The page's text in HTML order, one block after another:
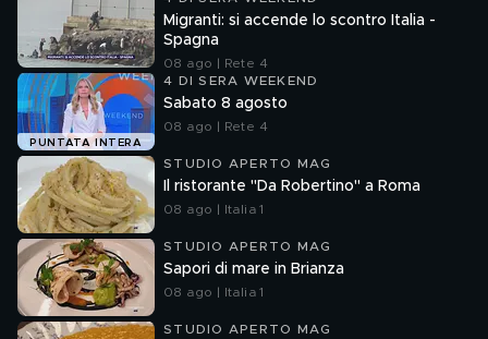
Migranti: si accende lo scontro Italia -
Spagna
08 ago | Rete 4
PUNTATA INTERA
4 DI SERA WEEKEND
Sabato 8 agosto
08 ago | Rete 4
STUDIO APERTO MAG
Il ristorante "Da Robertino" a Roma
08 ago | Italia 1
STUDIO APERTO MAG
Sapori di mare in Brianza
08 ago | Italia 1
STUDIO APERTO MAG